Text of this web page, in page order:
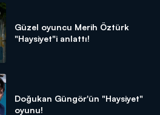
Güzel oyuncu Merih Öztürk
"Haysiyet"i anlattı!
Doğukan Güngör'ün "Haysiyet"
oyunu!